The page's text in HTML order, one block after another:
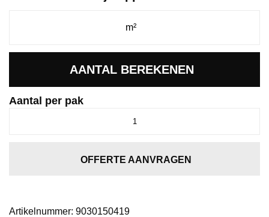
AANTAL BEREKENEN
Aantal per pak
OFFERTE AANVRAGEN
Artikelnummer: 9030150419